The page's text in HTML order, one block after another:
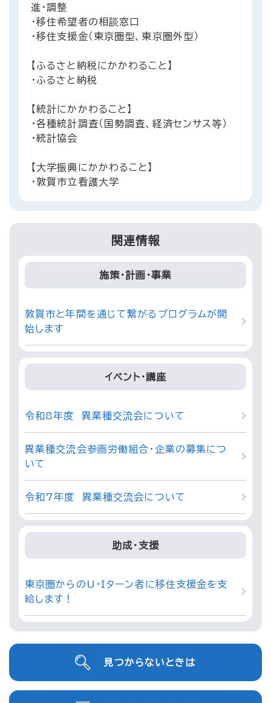
進・調整
・移住希望者の相談窓口
・移住支援金（東京圏型、東京圏外型）
【ふるさと納税にかかわること】
・ふるさと納税
【統計にかかわること】
・各種統計調査（国勢調査、経済センサス等）
・統計協会
【大学振興にかかわること】
・敦賀市立看護大学
関連情報
施策・計画・事業
敦賀市と年間を通じて繋がるプログラムが開
始します
イベント・講座
令和8年度 異業種交流会について
異業種交流会参画労働組合・企業の募集につ
いて
令和7年度 異業種交流会について
助成・支援
東京圏からのU・Iターン者に移住支援金を支
給します！
見つからないときは